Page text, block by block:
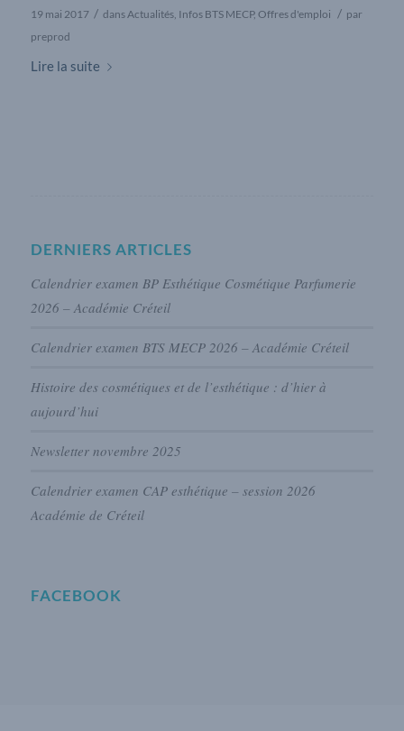
19 mai 2017 / dans Actualités, Infos BTS MECP, Offres d'emploi / par
preprod
Lire la suite
DERNIERS ARTICLES
Calendrier examen BP Esthétique Cosmétique Parfumerie
2026 – Académie Créteil
Calendrier examen BTS MECP 2026 – Académie Créteil
Histoire des cosmétiques et de l’esthétique : d’hier à
aujourd’hui
Newsletter novembre 2025
Calendrier examen CAP esthétique – session 2026
Académie de Créteil
FACEBOOK